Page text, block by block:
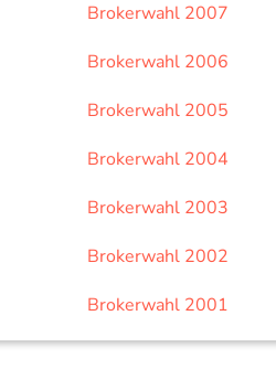
Brokerwahl 2007
Brokerwahl 2006
Brokerwahl 2005
Brokerwahl 2004
Brokerwahl 2003
Brokerwahl 2002
Brokerwahl 2001